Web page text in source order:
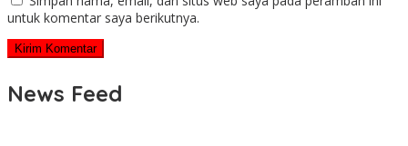
untuk komentar saya berikutnya.
News Feed